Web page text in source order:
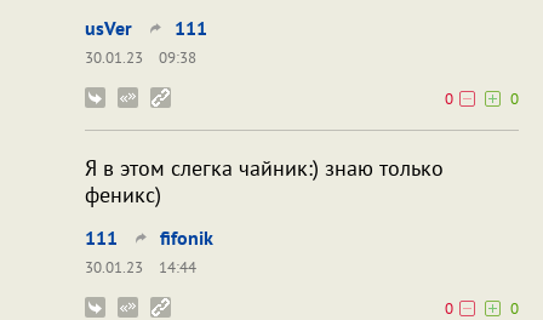
usVer 111
30.01.23
09:38
0
0
Я в этом слегка чайник:) знаю только
феникс)
111 fifonik
30.01.23
14:44
0
0